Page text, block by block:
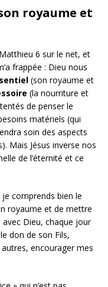
royaume et
6 sur le net, et
frappée : Dieu nous
(son royaume et
(la nourriture et
de penser le
matériels (qui
soin des aspects
Mais Jésus inverse nos
de l’éternité et ce
comprends bien le
royaume et de mettre
Dieu, chaque jour
don de son Fils,
encourager mes